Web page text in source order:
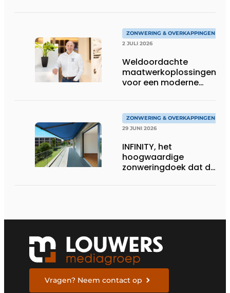
ZONWERING & OVERKAPPINGEN
2 JULI 2026
Weldoordachte
maatwerkoplossingen
voor een moderne
ZONWERING & OVERKAPPINGEN
29 JUNI 2026
INFINITY, het
hoogwaardige
zonweringdoek dat de
Vragen? Neem contact op